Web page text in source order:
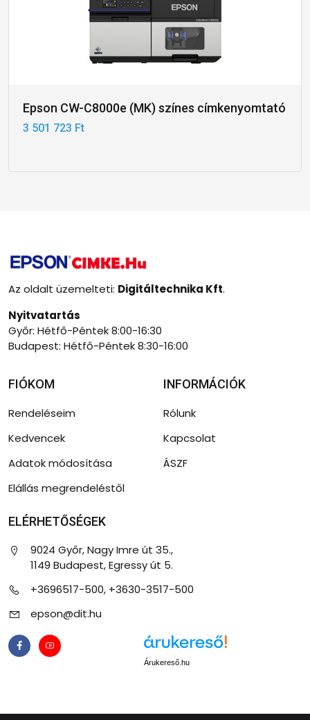
Epson CW-C8000e (MK) színes címkenyomtató
3 501 723 Ft
Az oldalt üzemelteti: Digitáltechnika Kft.
Nyitvatartás
Győr: Hétfő-Péntek 8:00-16:30
Budapest: Hétfő-Péntek 8:30-16:00
FIÓKOM
Rendeléseim
Kedvencek
Adatok módosítása
Elállás megrendeléstől
INFORMÁCIÓK
Rólunk
Kapcsolat
ÁSZF
ELÉRHETŐSÉGEK
9024 Győr, Nagy Imre út 35.,
1149 Budapest, Egressy út 5.
+3696517-500, +3630-3517-500
epson@dit.hu
Árukereső.hu